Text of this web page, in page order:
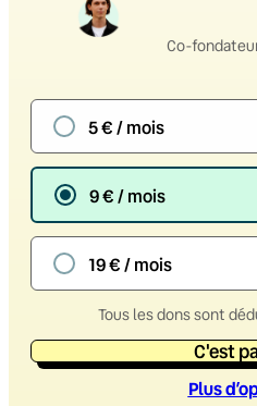
Co-
5 € / mois
9 € / mois
19 € / mois
Tous les dons sont
C'est
Plus